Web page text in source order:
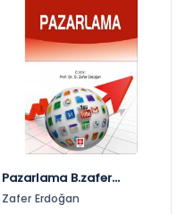
Pazarlama B.zafer
Erdoğan
Zafer Erdoğan